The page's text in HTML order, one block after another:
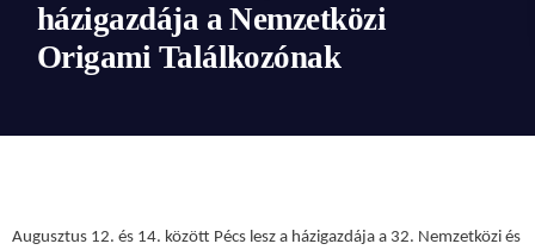
házigazdája a Nemzetközi
Origami Találkozónak
Augusztus 12. és 14. között Pécs lesz a házigazdája a 32. Nemzetközi és